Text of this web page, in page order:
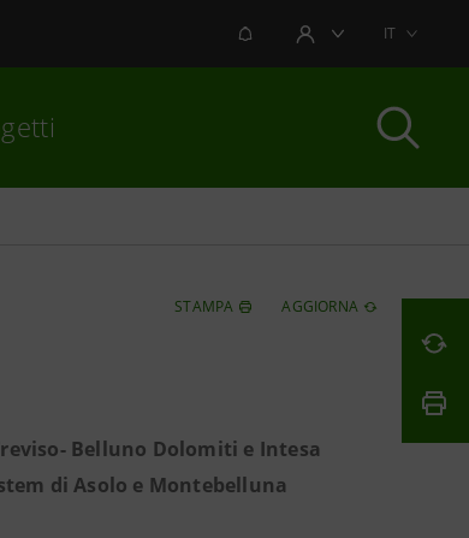
NOTIFICHEAREA UTENTEIT
STAMPA AGGIORNA
Belluno Dolomiti e Intesa
di Asolo e Montebelluna